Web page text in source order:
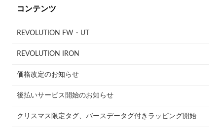
コンテンツ
REVOLUTION FW・UT
REVOLUTION IRON
価格改定のお知らせ
後払いサービス開始のお知らせ
クリスマス限定タグ、バースデータグ付きラッピング開始